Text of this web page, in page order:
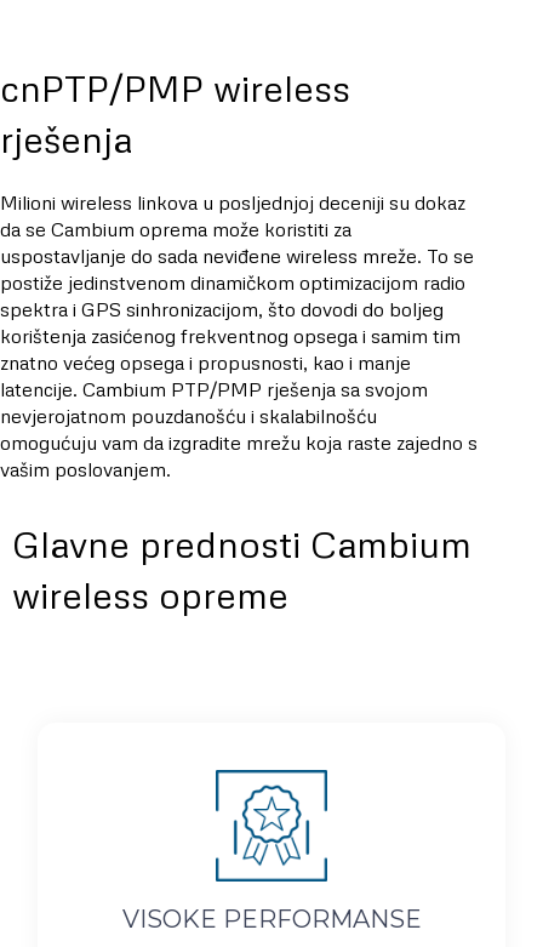
cnPTP/PMP wireless
rješenja
Milioni wireless linkova u posljednjoj deceniji su dokaz
da se Cambium oprema može koristiti za
uspostavljanje do sada neviđene wireless mreže. To se
postiže jedinstvenom dinamičkom optimizacijom radio
spektra i GPS sinhronizacijom, što dovodi do boljeg
korištenja zasićenog frekventnog opsega i samim tim
znatno većeg opsega i propusnosti, kao i manje
latencije. Cambium PTP/PMP rješenja sa svojom
nevjerojatnom pouzdanošću i skalabilnošću
omogućuju vam da izgradite mrežu koja raste zajedno s
vašim poslovanjem.
Glavne prednosti Cambium
wireless opreme
VISOKE PERFORMANSE